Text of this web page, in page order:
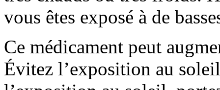
vous êtes exposé à de
Ce médicament peut
Évitez l’exposition au